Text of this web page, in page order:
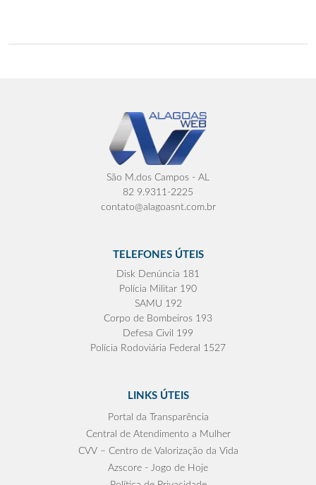
São M.dos Campos - AL
82 9.9311-2225
contato@alagoasnt.com.br
TELEFONES ÚTEIS
Disk Denúncia 181
Polícia Militar 190
SAMU 192
Corpo de Bombeiros 193
Defesa Civil 199
Polícia Rodoviária Federal 1527
LINKS ÚTEIS
Portal da Transparência
Central de Atendimento a Mulher
CVV – Centro de Valorização da Vida
Azscore - Jogo de Hoje